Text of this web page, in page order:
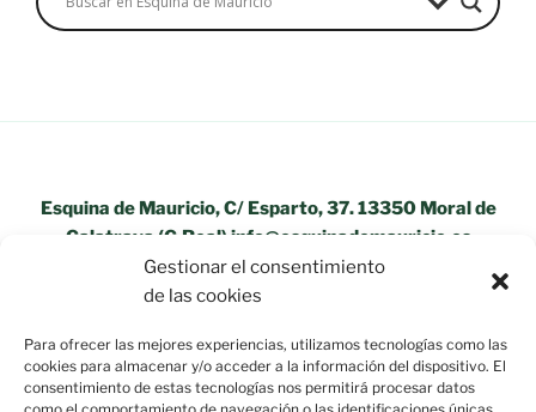
Gestionar el consentimiento
de las cookies
Para ofrecer las mejores experiencias, utilizamos tecnologías como las
cookies para almacenar y/o acceder a la información del dispositivo. El
consentimiento de estas tecnologías nos permitirá procesar datos
Esquina de Mauricio, C/ Esparto, 37. 13350 Moral de
Calatrava (C.Real) info@esquinademauricio.es
«Aviso Legal»